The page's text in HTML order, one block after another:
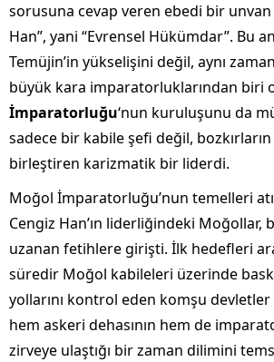
sorusuna cevap veren ebedi bir unvan
Han”, yani “Evrensel Hükümdar”. Bu
Temüjin’in yükselişini değil, aynı
büyük kara imparatorluklarından biri
İmparatorluğu‘nun kuruluşunu da
sadece bir kabile şefi değil, bozkırların
birleştiren karizmatik bir liderdi.
Moğol İmparatorluğu’nun temelleri
Cengiz Han’ın liderliğindeki Moğollar,
uzanan fetihlere girişti. İlk hedefleri
süredir Moğol kabileleri üzerinde
yollarını kontrol eden komşu devletler
hem askeri dehasının hem de
zirveye ulaştığı bir zaman dilimini